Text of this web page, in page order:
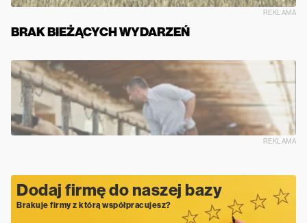
REKLAMA
BRAK BIEŻĄCYCH WYDARZEŃ
REKLAMA
Dodaj firmę do naszej bazy
Brakuje firmy z którą współpracujesz?